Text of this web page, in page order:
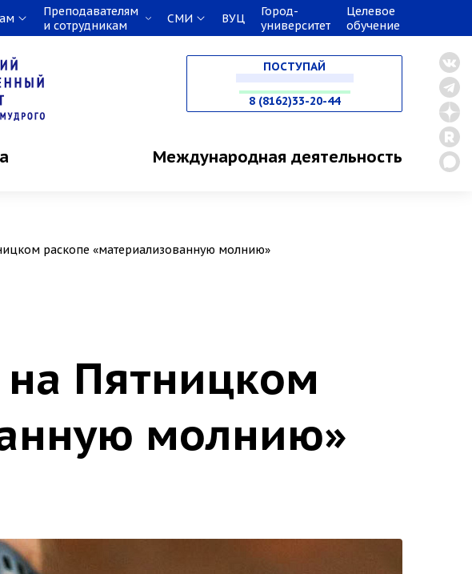
Преподавателям
и сотрудникам
СМИ ВУЦ
Город-
университет
Целевое
обучение
ПОСТУПАЙ
НА СПЕЦИАЛИТЕТ
В МАГИСТРАТУРУ
8 (8162)33-20-44
Международная деятельность
раскопе «материализованную молнию»
Пятницком
молнию»